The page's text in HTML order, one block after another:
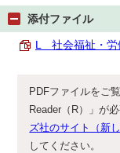
添付ファイル
L 社会福祉・労
PDFファイルをご
Reader（R）」が
ズ社のサイト（新
してください。